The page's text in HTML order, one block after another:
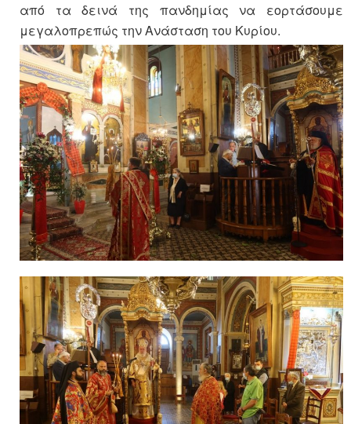
από τα δεινά της πανδημίας να εορτάσουμε
μεγαλοπρεπώς την Ανάσταση του Κυρίου.